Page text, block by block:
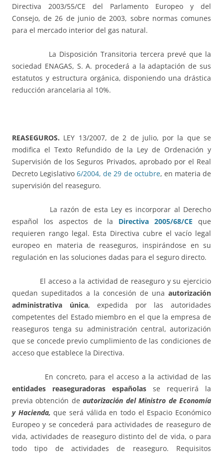
Directiva 2003/55/CE del Parlamento Europeo y del
Consejo, de 26 de junio de 2003, sobre normas comunes
para el mercado interior del gas natural.
La Disposición Transitoria tercera prevé que la
sociedad ENAGAS, S. A. procederá a la adaptación de sus
estatutos y estructura orgánica, disponiendo una drástica
reducción arancelaria al 10%.
REASEGUROS. LEY 13/2007, de 2 de julio, por la que se
modifica el Texto Refundido de la Ley de Ordenación y
Supervisión de los Seguros Privados, aprobado por el Real
Decreto Legislativo6/2004, de 29 de octubre, en materia de
supervisión del reaseguro.
La razón de esta Ley es incorporar al Derecho
español los aspectos de la Directiva 2005/68/CE que
requieren rango legal. Esta Directiva cubre el vacío legal
europeo en materia de reaseguros, inspirándose en su
regulación en las soluciones dadas para el seguro directo.
El acceso a la actividad de reaseguro y su ejercicio
quedan supeditados a la concesión de una autorización
administrativa única, expedida por las autoridades
competentes del Estado miembro en el que la empresa de
reaseguros tenga su administración central, autorización
que se concede previo cumplimiento de las condiciones de
acceso que establece la Directiva.
En concreto, para el acceso a la actividad de las
entidades reaseguradoras españolas se requerirá la
previa obtención deautorización del Ministro de Economía
y Hacienda, que será válida en todo el Espacio Económico
Europeo y se concederá para actividades de reaseguro de
vida, actividades de reaseguro distinto del de vida, o para
todo tipo de actividades de reaseguro. Requisitos